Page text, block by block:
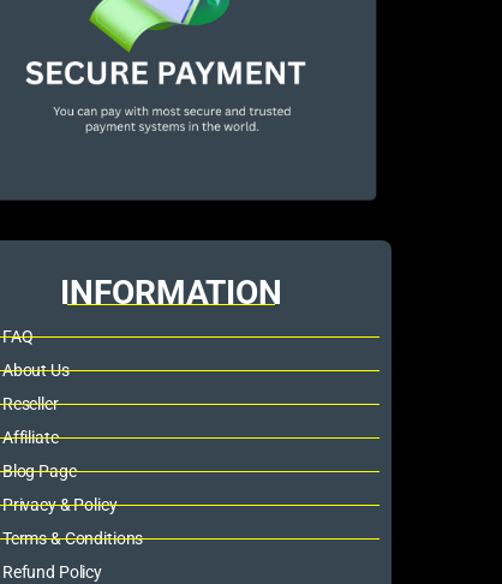
INFORMATION
FAQ
About Us
Reseller
Affiliate
Blog Page
Privacy & Policy
Terms & Conditions
Refund Policy